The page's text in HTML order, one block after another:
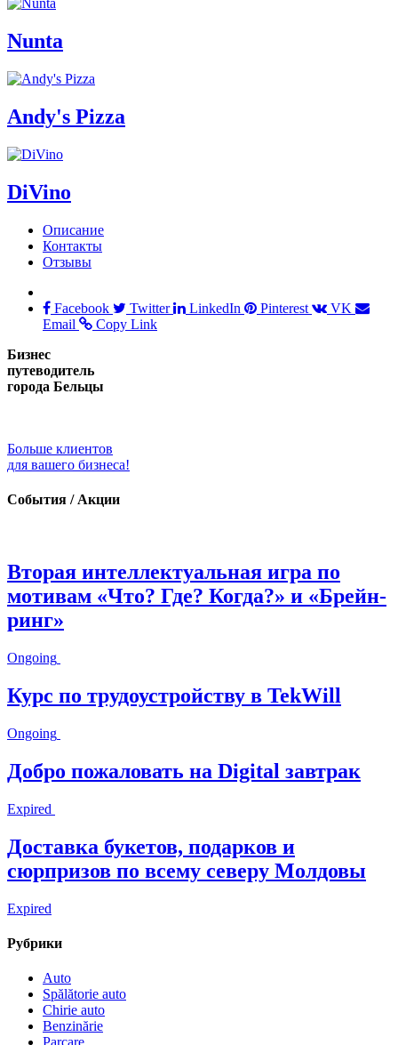
Nunta
Andy's Pizza
DiVino
Описание
Контакты
Отзывы
Facebook Twitter LinkedIn Pinterest
VK
Email
Copy Link
Бизнес
путеводитель
города Бельцы
Больше клиентов
для вашего бизнеса!
События / Акции
Вторая интеллектуальная игра по
мотивам «Что? Где? Когда?» и «Брейн-
ринг»
Ongoing
Курс по трудоустройству в TekWill
Ongoing
Добро пожаловать на Digital завтрак
Expired
Доставка букетов, подарков и
сюрпризов по всему северу Молдовы
Expired
Рубрики
Auto
Spălătorie auto
Chirie auto
Benzinărie